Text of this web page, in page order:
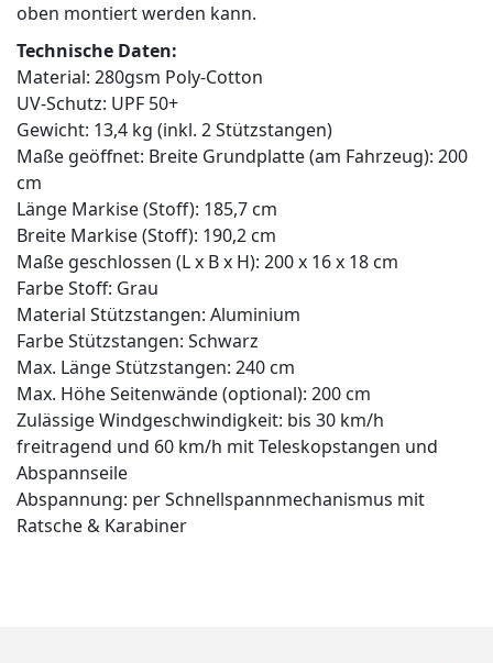
oben montiert werden kann.
Technische Daten:
Material: 280gsm Poly-Cotton
UV-Schutz: UPF 50+
Gewicht: 13,4 kg (inkl. 2 Stützstangen)
Maße geöffnet: Breite Grundplatte (am Fahrzeug): 200
cm
Länge Markise (Stoff): 185,7 cm
Breite Markise (Stoff): 190,2 cm
Maße geschlossen (L x B x H): 200 x 16 x 18 cm
Farbe Stoff: Grau
Material Stützstangen: Aluminium
Farbe Stützstangen: Schwarz
Max. Länge Stützstangen: 240 cm
Max. Höhe Seitenwände (optional): 200 cm
Zulässige Windgeschwindigkeit: bis 30 km/h
freitragend und 60 km/h mit Teleskopstangen und
Abspannseile
Abspannung: per Schnellspannmechanismus mit
Ratsche & Karabiner